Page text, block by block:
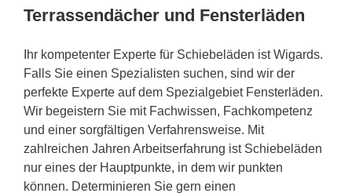
Terrassendächer und Fensterläden
Ihr kompetenter Experte für Schiebeläden ist Wigards.
Falls Sie einen Spezialisten suchen, sind wir der
perfekte Experte auf dem Spezialgebiet Fensterläden.
Wir begeistern Sie mit Fachwissen, Fachkompetenz
und einer sorgfältigen Verfahrensweise. Mit
zahlreichen Jahren Arbeitserfahrung ist Schiebeläden
nur eines der Hauptpunkte, in dem wir punkten
können. Determinieren Sie gern einen